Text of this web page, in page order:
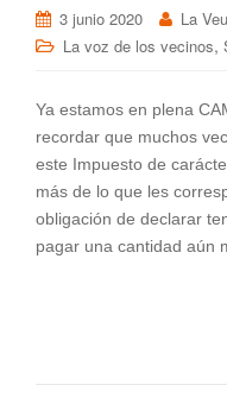
3 junio 2020 La
La voz de los vecinos,
Ya estamos en plena
recordar que muchos
este Impuesto de
más de lo que les
obligación de declarar
pagar una cantidad aún